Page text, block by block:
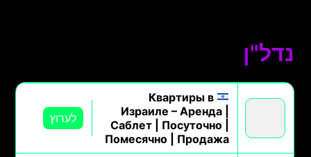
נדל"ן
Квартиры в
Израиле – Аренда |
Саблет | Посуточно |
Помесячно | Продажа
לערוץ